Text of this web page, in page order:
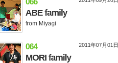
ABE family
from Miyagi
2011年07月01日
064
MORI family